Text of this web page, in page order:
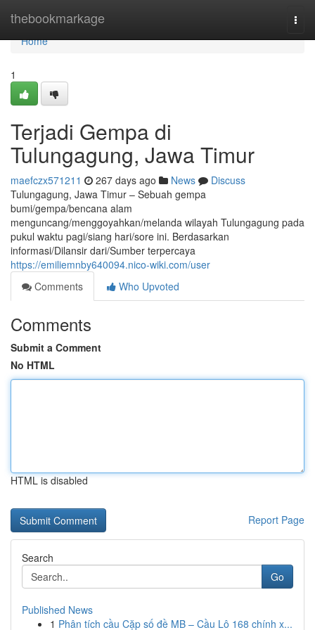
thebookmarkage
Home
Home
1
Terjadi Gempa di
Tulungagung, Jawa Timur
maefczx571211 267 days ago News
Discuss
Tulungagung, Jawa Timur – Sebuah gempa
bumi/gempa/bencana alam
menguncang/menggoyahkan/melanda wilayah Tulungagung pada
pukul waktu pagi/siang hari/sore ini. Berdasarkan
informasi/Dilansir dari/Sumber terpercaya
https://emiliemnby640094.nico-wiki.com/user
Comments
Who Upvoted
Comments
Submit a Comment
No HTML
HTML is disabled
Report Page
Search
Go
Published News
1 Phân tích cầu Cặp số đề MB – Cầu Lô 168 chính x...